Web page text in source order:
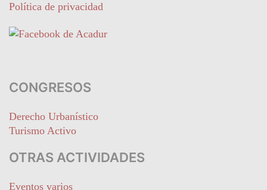
Política de privacidad
CONGRESOS
Derecho Urbanístico
Turismo Activo
OTRAS ACTIVIDADES
Eventos varios